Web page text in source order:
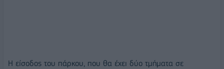
Η είσοδος του πάρκου, που θα έχει δύο τμήματα σε